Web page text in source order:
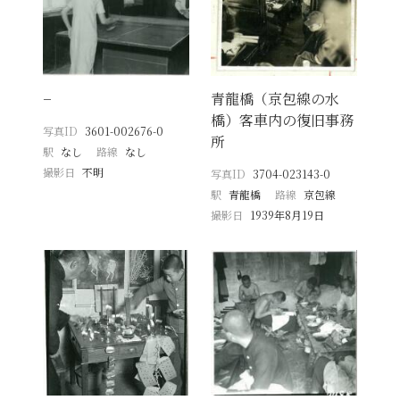
−
写真ID 3601-002676-0
駅 なし 路線 なし
撮影日
不明
青龍橋（京包線の水
橋）客車内の復旧事務
所
写真ID 3704-023143-0
駅 青龍橋 路線 京包線
撮影日
1939年8月19日